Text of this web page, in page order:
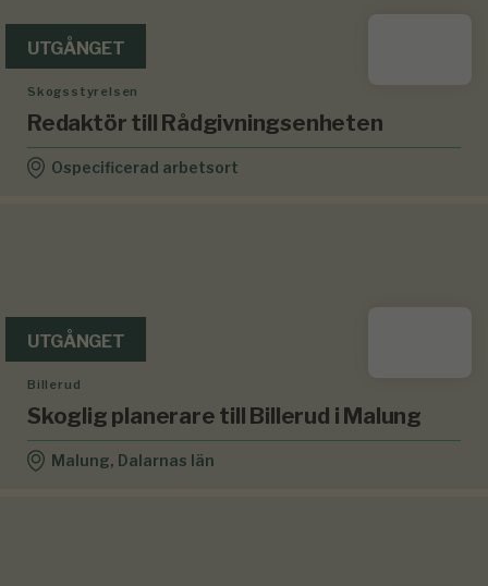
UTGÅNGET
Skogsstyrelsen
Redaktör till Rådgivningsenheten
Ospecificerad arbetsort
UTGÅNGET
Billerud
Skoglig planerare till Billerud i Malung
Malung, Dalarnas län